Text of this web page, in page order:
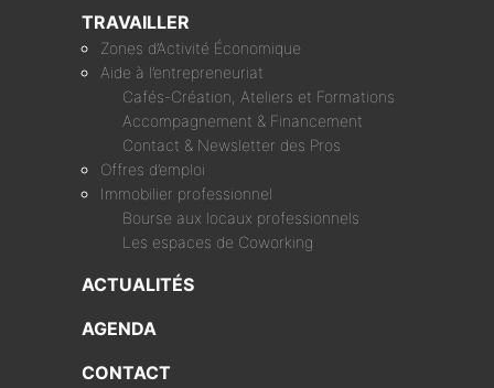
TRAVAILLER
Zones d’Activité Économique
Aide à l’entrepreneuriat
Cafés-Création, Ateliers et Formations
Accompagnement & Financement
Contact & Newsletter des Pros
Offres d’emploi
Immobilier professionnel
Bourse aux locaux professionnels
Les espaces de Coworking
ACTUALITÉS
AGENDA
CONTACT